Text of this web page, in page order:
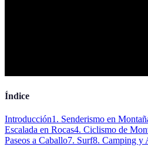
Índice
Introducción1. Senderismo en
Escalada en Rocas4. Ciclismo de
Paseos a Caballo7. Surf8. Camping y